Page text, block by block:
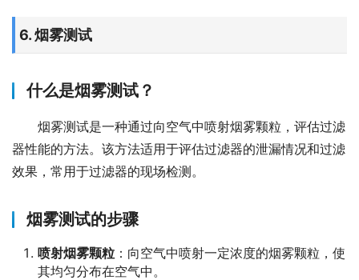
6. 烟雾测试
什么是烟雾测试？
烟雾测试是一种通过向空气中喷射烟雾颗粒，评估过滤
器性能的方法。该方法适用于评估过滤器的泄漏情况和过滤
效果，常用于过滤器的现场检测。
烟雾测试的步骤
喷射烟雾颗粒 ：向空气中喷射一定浓度的烟雾颗粒，使
其均匀分布在空气中。